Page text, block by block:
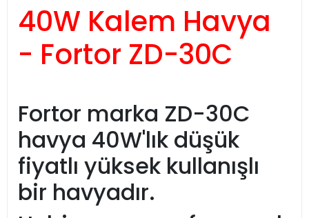
40W Kalem Havya
- Fortor ZD-30C
Fortor marka ZD-30C
havya 40W'lık düşük
fiyatlı yüksek kullanışlı
bir havyadır.